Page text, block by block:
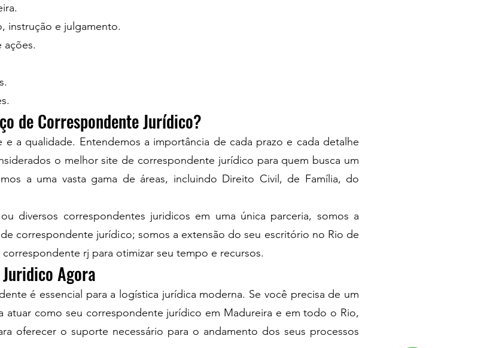
instrução e julgamento.
de Correspondente Jurídico?
a qualidade. Entendemos a importância de cada prazo e cada detalhe
o melhor site de correspondente jurídico para quem busca um
a uma vasta gama de áreas, incluindo Direito Civil, de Família, do
diversos correspondentes juridicos em uma única parceria, somos a
correspondente jurídico; somos a extensão do seu escritório no Rio de
rj para otimizar seu tempo e recursos.
Agora
é essencial para a logística jurídica moderna. Se você precisa de um
atuar como seu correspondente jurídico em Madureira e em todo o Rio,
oferecer o suporte necessário para o andamento dos seus processos